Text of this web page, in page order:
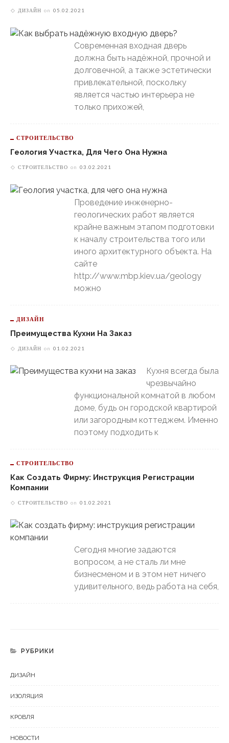
ДИЗАЙН on 05.02.2021
Современная входная дверь
должна быть надёжной, прочной и
долговечной, а также эстетически
привлекательной, поскольку
является частью интерьера не
только прихожей,
СТРОИТЕЛЬСТВО
Геология Участка, Для Чего Она Нужна
СТРОИТЕЛЬСТВО on 03.02.2021
Проведение инженерно-
геологических работ является
крайне важным этапом подготовки
к началу строительства того или
иного архитектурного объекта. На
сайте
http://www.mbp.kiev.ua/geology
можно
ДИЗАЙН
Преимущества Кухни На Заказ
ДИЗАЙН on 01.02.2021
Кухня всегда была
чрезвычайно
функциональной комнатой в любом
доме, будь он городской квартирой
или загородным коттеджем. Именно
поэтому подходить к
СТРОИТЕЛЬСТВО
Как Создать Фирму: Инструкция Регистрации
Компании
СТРОИТЕЛЬСТВО on 01.02.2021
Сегодня многие задаются
вопросом, а не сталь ли мне
бизнесменом и в этом нет ничего
удивительного, ведь работа на себя,
РУБРИКИ
ДИЗАЙН
ИЗОЛЯЦИЯ
КРОВЛЯ
НОВОСТИ